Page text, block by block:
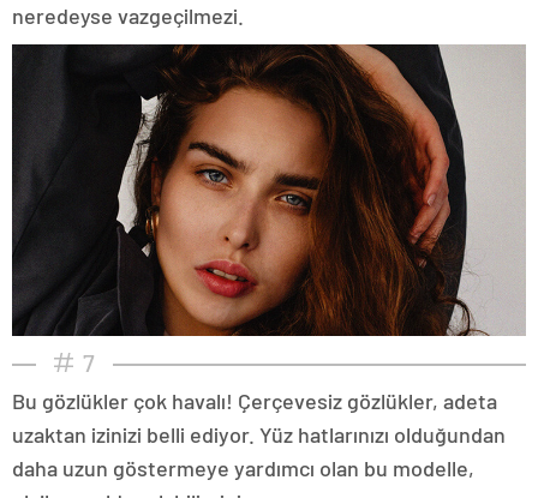
neredeyse vazgeçilmezi.
7
Bu gözlükler çok havalı! Çerçevesiz gözlükler, adeta
uzaktan izinizi belli ediyor. Yüz hatlarınızı olduğundan
daha uzun göstermeye yardımcı olan bu modelle,